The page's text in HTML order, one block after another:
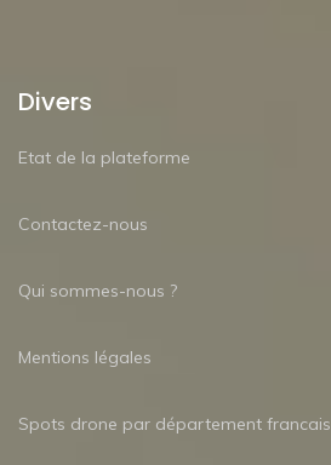
Divers
Etat de la plateforme
Contactez-nous
Qui sommes-nous ?
Mentions légales
Spots drone par département francais